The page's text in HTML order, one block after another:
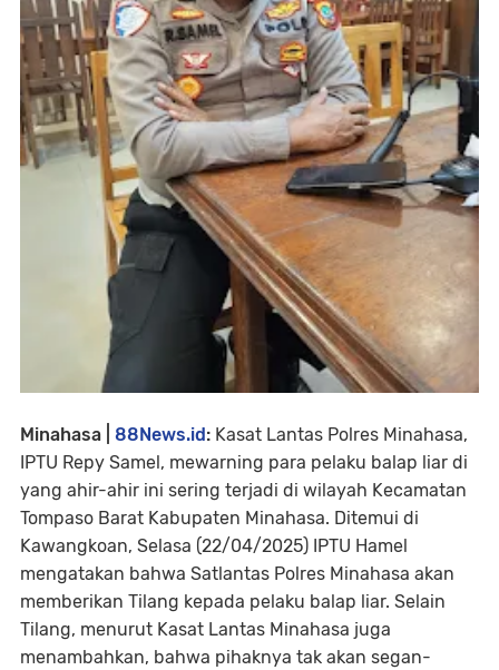
Minahasa | 88News.id : Kasat Lantas Polres Minahasa,
IPTU Repy Samel, mewarning para pelaku balap liar di
yang ahir-ahir ini sering terjadi di wilayah Kecamatan
Tompaso Barat Kabupaten Minahasa. Ditemui di
Kawangkoan, Selasa (22/04/2025) IPTU Hamel
mengatakan bahwa Satlantas Polres Minahasa akan
memberikan Tilang kepada pelaku balap liar. Selain
Tilang, menurut Kasat Lantas Minahasa juga
menambahkan, bahwa pihaknya tak akan segan-